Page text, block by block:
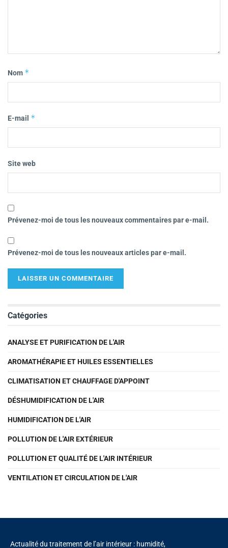
Nom *
E-mail *
Site web
Prévenez-moi de tous les nouveaux commentaires par e-mail.
Prévenez-moi de tous les nouveaux articles par e-mail.
Catégories
ANALYSE ET PURIFICATION DE L'AIR
AROMATHÉRAPIE ET HUILES ESSENTIELLES
CLIMATISATION ET CHAUFFAGE D'APPOINT
DÉSHUMIDIFICATION DE L'AIR
HUMIDIFICATION DE L'AIR
POLLUTION DE L'AIR EXTÉRIEUR
POLLUTION ET QUALITÉ DE L'AIR INTÉRIEUR
VENTILATION ET CIRCULATION DE L'AIR
Actualité du traitement de l’air intérieur : humidité,